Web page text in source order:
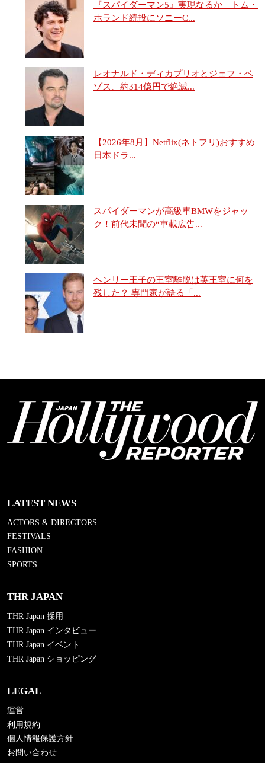
『スパイダーマン5』実現なるか トム・
ホランド続投にソニーC...
レオナルド・ディカプリオとジェフ・ベ
ゾス、約314億円で絶滅...
【2026年8月】Netflix(ネトフリ)おすすめ
日本ドラ...
スパイダーマンが高級車BMWをジャッ
ク！前代未聞の“車載広告...
ヘンリー王子の王室離脱は英王室に何を
残した？ 専門家が語る「...
LATEST NEWS
ACTORS & DIRECTORS
FESTIVALS
FASHION
SPORTS
THR JAPAN
THR Japan 採用
THR Japan インタビュー
THR Japan イベント
THR Japan ショッピング
LEGAL
運営
利用規約
個人情報保護方針
お問い合わせ